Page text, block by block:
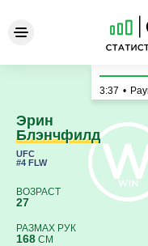
Эрин
Эрин
Блэнчфилд
UFC
#4 FLW
ВОЗРАСТ
27
РАЗМАХ РУК
168 СМ
3:37 •